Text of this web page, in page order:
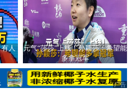
有人
元气“莎莎”上线！孙颖莎：希望能
多拿冠军
广告
广告